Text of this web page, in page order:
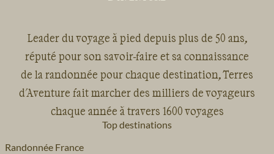
Leader du voyage à pied depuis plus de 50 ans,
réputé pour son savoir-faire et sa connaissance
de la randonnée pour chaque destination, Terres
d'Aventure fait marcher des milliers de voyageurs
chaque année à travers 1600 voyages
Top destinations
Randonnée France